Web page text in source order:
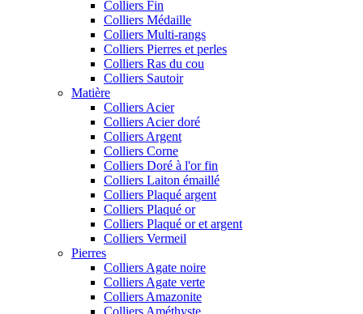
Colliers Fin
Colliers Médaille
Colliers Multi-rangs
Colliers Pierres et perles
Colliers Ras du cou
Colliers Sautoir
Matière
Colliers Acier
Colliers Acier doré
Colliers Argent
Colliers Corne
Colliers Doré à l'or fin
Colliers Laiton émaillé
Colliers Plaqué argent
Colliers Plaqué or
Colliers Plaqué or et argent
Colliers Vermeil
Pierres
Colliers Agate noire
Colliers Agate verte
Colliers Amazonite
Colliers Améthyste